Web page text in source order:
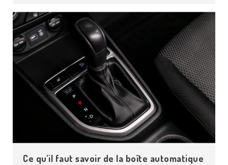
Ce qu’il faut savoir de la boîte automatique